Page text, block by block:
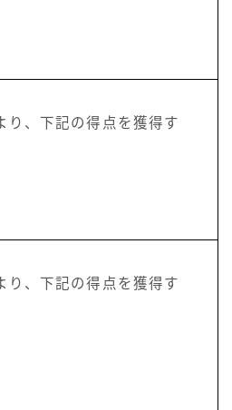
り、下記の得点を獲得す
り、下記の得点を獲得す